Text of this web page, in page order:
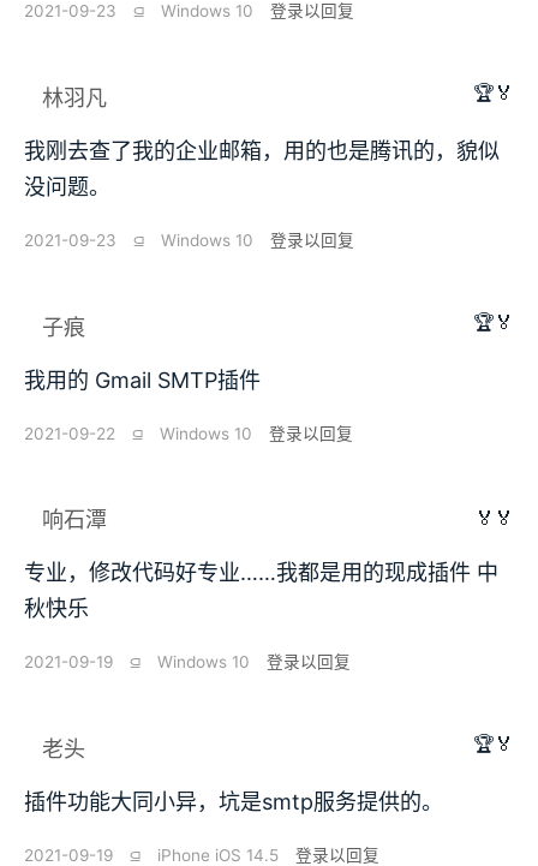
2021-09-23 ⫑ Windows 10 登录以回复
林羽凡 🏆🏅
我刚去查了我的企业邮箱，用的也是腾讯的，貌似
没问题。
2021-09-23 ⫑ Windows 10 登录以回复
子痕 🏆🏅
我用的 Gmail SMTP插件
2021-09-22 ⫑ Windows 10 登录以回复
响石潭 🏅🏅
专业，修改代码好专业……我都是用的现成插件 中
秋快乐
2021-09-19 ⫑ Windows 10 登录以回复
老头 🏆🏅
插件功能大同小异，坑是smtp服务提供的。
2021-09-19 ⫑ iPhone iOS 14.5 登录以回复